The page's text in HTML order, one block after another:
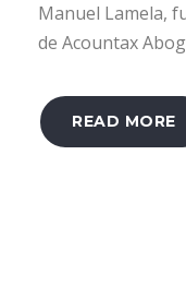
Manuel Lamela,
de Acountax
READ MORE